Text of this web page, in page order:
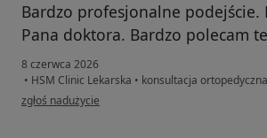
Bardzo profesjonalne podejście.
Pana doktora. Bardzo polecam
8 czerwca 2026
• HSM Clinic Lekarska • konsultacja
w opinii użytkownika Grzegorz
zgłoś nadużycie